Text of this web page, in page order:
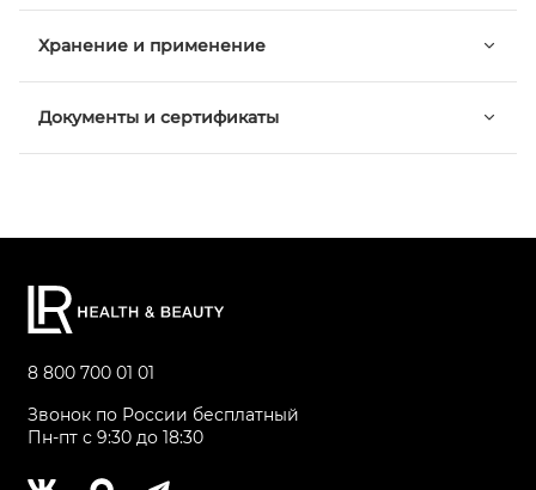
Хранение и применение
Документы и сертификаты
8 800 700 01 01
Звонок по России бесплатный
Пн-пт с 9:30 до 18:30